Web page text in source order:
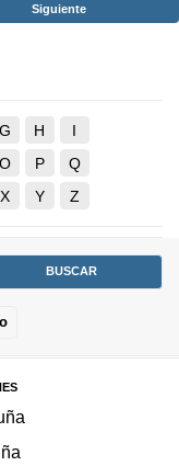
Siguiente
G H
I
O P
Q
X Y Z